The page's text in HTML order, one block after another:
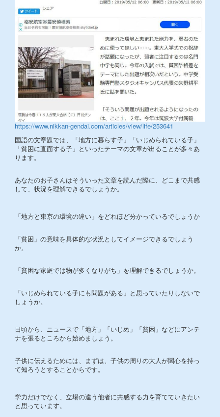
https://www.nikkan-gendai.com/articles/view/life/253641
国語の文章題では、「地方に暮らす子」「いじめられている子」
「貧困に直面する子」といったテーマの文章が出ることが多々あ
ります。
あなたのお子さんはそういった文章を読んだ際に、どこまで共感
して、状況を理解できるでしょうか。
「地方と東京の環境の違い」をどれほど分かっているでしょうか
「貧困」の意味を具体的な状況としてイメージできるでしょう
か。
「貧困な家庭では物が多くなりがち」を理解できるでしょうか。
「いじめられている子にも問題がある」と思っていたりしないで
しょうか。
日頃から、ニュースで「地方」「いじめ」「貧困」などにアンテ
ナを張るところから始めましょう。
子供に伝えるためには、まずは、子供の周りの大人が関心を持っ
て知ろうとすることからです。
学力だけでなく、立場の違う他者に共感する力を育てていきたい
と思っています。